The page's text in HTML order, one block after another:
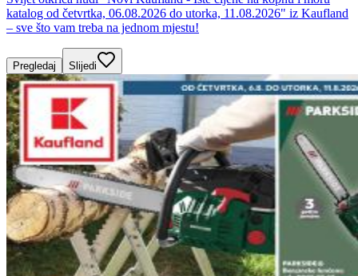
katalog od četvrtka, 06.08.2026 do utorka, 11.08.2026" iz Kaufland
– sve što vam treba na jednom mjestu!
Pregledaj Slijedi